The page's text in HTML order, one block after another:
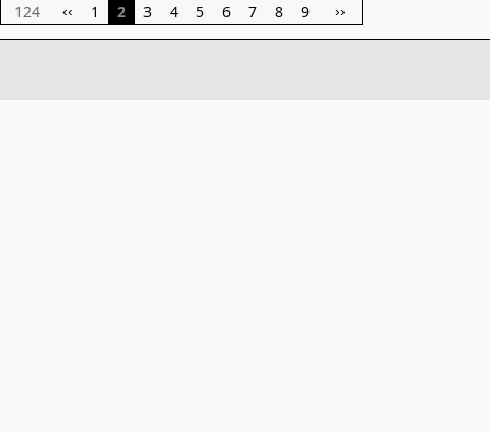
124 ‹‹ 1 2 3 4 5 6 7 8 9 ››